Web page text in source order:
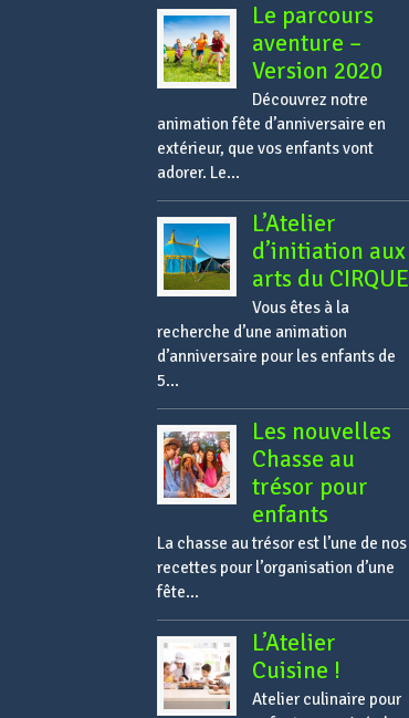
Le parcours
aventure –
Version 2020
Découvrez notre
animation fête d’anniversaire en
extérieur, que vos enfants vont
adorer. Le...
L’Atelier
d’initiation aux
arts du CIRQUE
Vous êtes à la
recherche d’une animation
d’anniversaire pour les enfants de
5...
Les nouvelles
Chasse au
trésor pour
enfants
La chasse au trésor est l’une de nos
recettes pour l’organisation d’une
fête...
L’Atelier
Cuisine !
Atelier culinaire pour